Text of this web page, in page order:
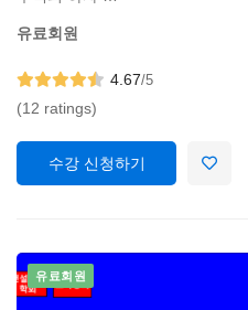
유료회원
4.67/5
(12 ratings)
수강 신청하기
유료회원